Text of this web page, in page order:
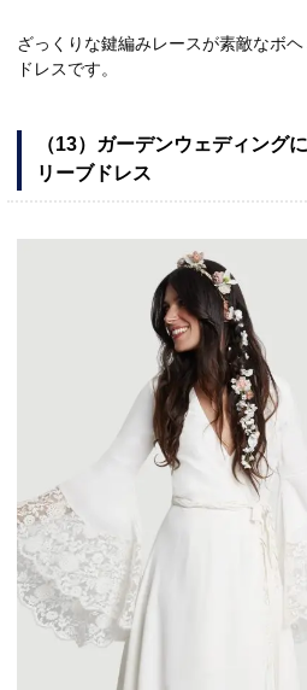
ざっくりな鍵編みレースが素敵なボ
ドレスです。
（13）ガーデンウェディング
リーブドレス